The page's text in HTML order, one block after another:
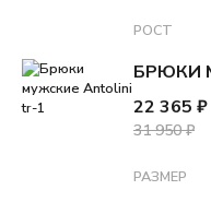
РОСТ
БРЮКИ
22 365 ₽
31 950 ₽
РАЗМЕР